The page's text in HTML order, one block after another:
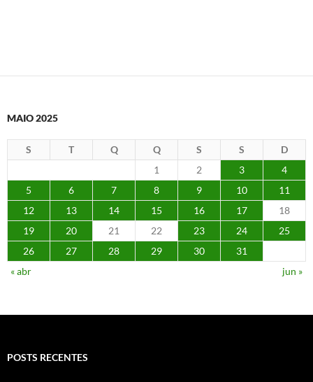
MAIO 2025
S T Q Q S S
D
1
2 3
4
5
6 7 8 9 10
11
12
13 14 15 16 17
18
19
20 21 22 23 24
25
26
27 28 29 30
31
« abr
jun »
POSTS RECENTES